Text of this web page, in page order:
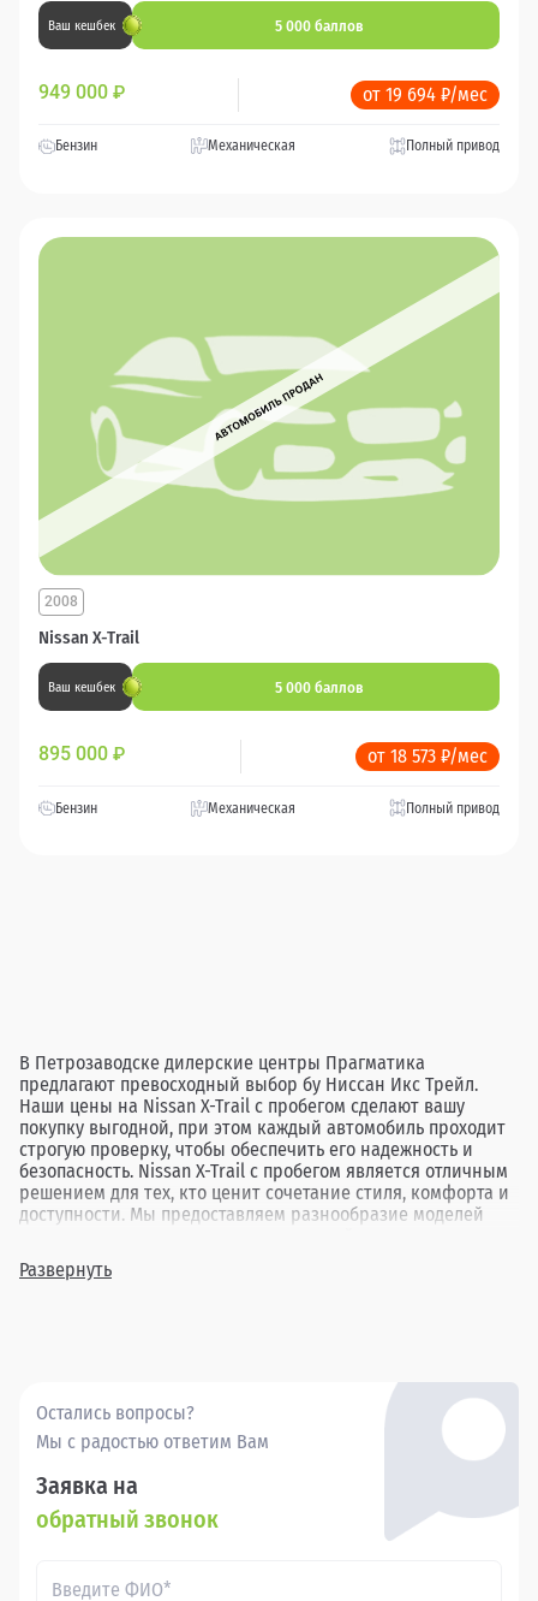
Ваш кешбек 5 000 баллов
949 000 ₽ от 19 694 ₽/мес
Бензин Механическая Полный привод
Nissan X-Trail
2008
Ваш кешбек 5 000 баллов
895 000 ₽ от 18 573 ₽/мес
Бензин Механическая Полный привод
В Петрозаводске дилерские центры Прагматика
предлагают превосходный выбор бу Ниссан Икс Трейл.
Наши цены на Nissan X-Trail с пробегом сделают вашу
покупку выгодной, при этом каждый автомобиль проходит
строгую проверку, чтобы обеспечить его надежность и
безопасность. Nissan X-Trail с пробегом является отличным
решением для тех, кто ценит сочетание стиля, комфорта и
доступности. Мы предоставляем разнообразие моделей
возможность подобрать автомобиль, идеально
соответствующий вашим требованиям. Обратившись в
Развернуть
Остались вопросы?
Мы с радостью ответим Вам
Заявка на
обратный звонок